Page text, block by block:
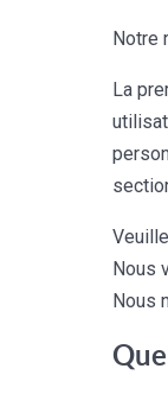
Notre
La
Nous
Nous